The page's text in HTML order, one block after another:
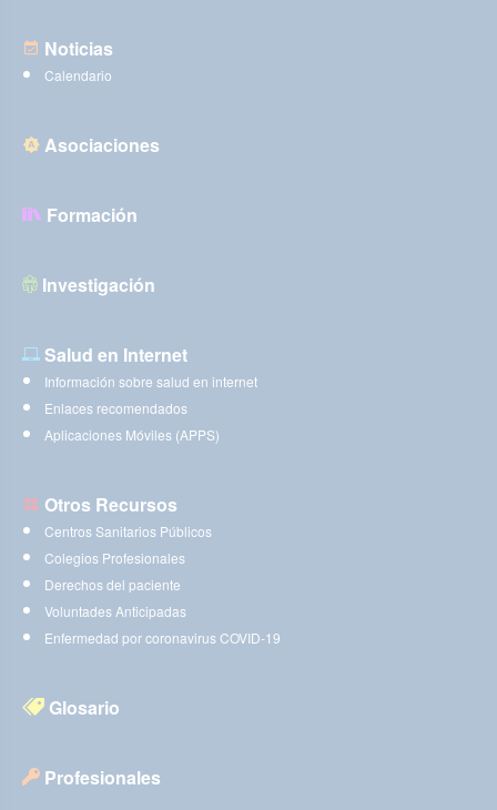
Noticias
Calendario
Asociaciones
Formación
Investigación
Salud en Internet
Información sobre salud en internet
Enlaces recomendados
Aplicaciones Móviles (APPS)
Otros Recursos
Centros Sanitarios Públicos
Colegios Profesionales
Derechos del paciente
Voluntades Anticipadas
Enfermedad por coronavirus COVID-19
Glosario
Profesionales